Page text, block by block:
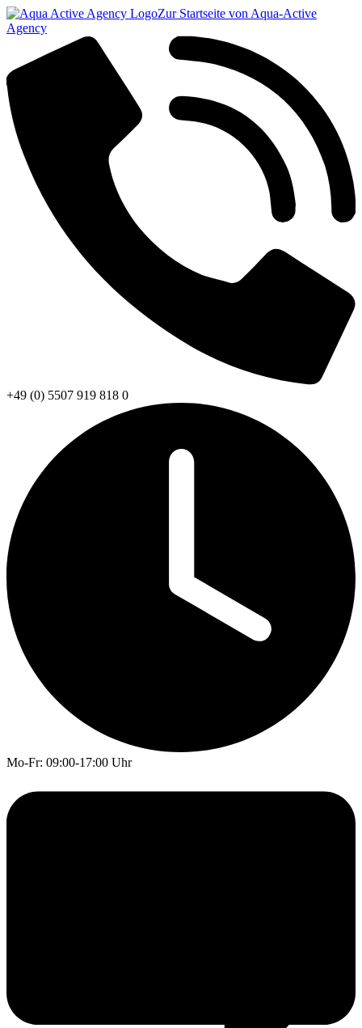
Zur Startseite von Aqua-Active
Agency
+49 (0) 5507 919 818 0
Mo-Fr: 09:00-17:00 Uhr